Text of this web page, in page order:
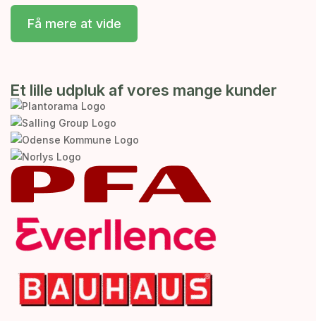
Få mere at vide
Et lille udpluk af vores mange kunder